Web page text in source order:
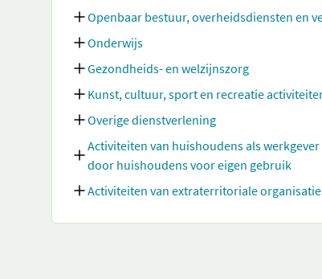
Openbaar bestuur, overheidsdiensten en
Onderwijs
Gezondheids- en welzijnszorg
Kunst, cultuur, sport en recreatie
Overige dienstverlening
Activiteiten van huishoudens als
door huishoudens voor eigen gebruik
Activiteiten van extraterritoriale